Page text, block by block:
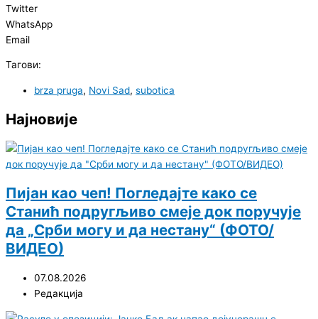
Twitter
WhatsApp
Email
Тагови:
brza pruga, Novi Sad, subotica
Најновије
Пијан као чеп! Погледајте како се
Станић подругљиво смеје док поручује
да „Срби могу и да нестану“ (ФОТО/
ВИДЕО)
07.08.2026
Редакција